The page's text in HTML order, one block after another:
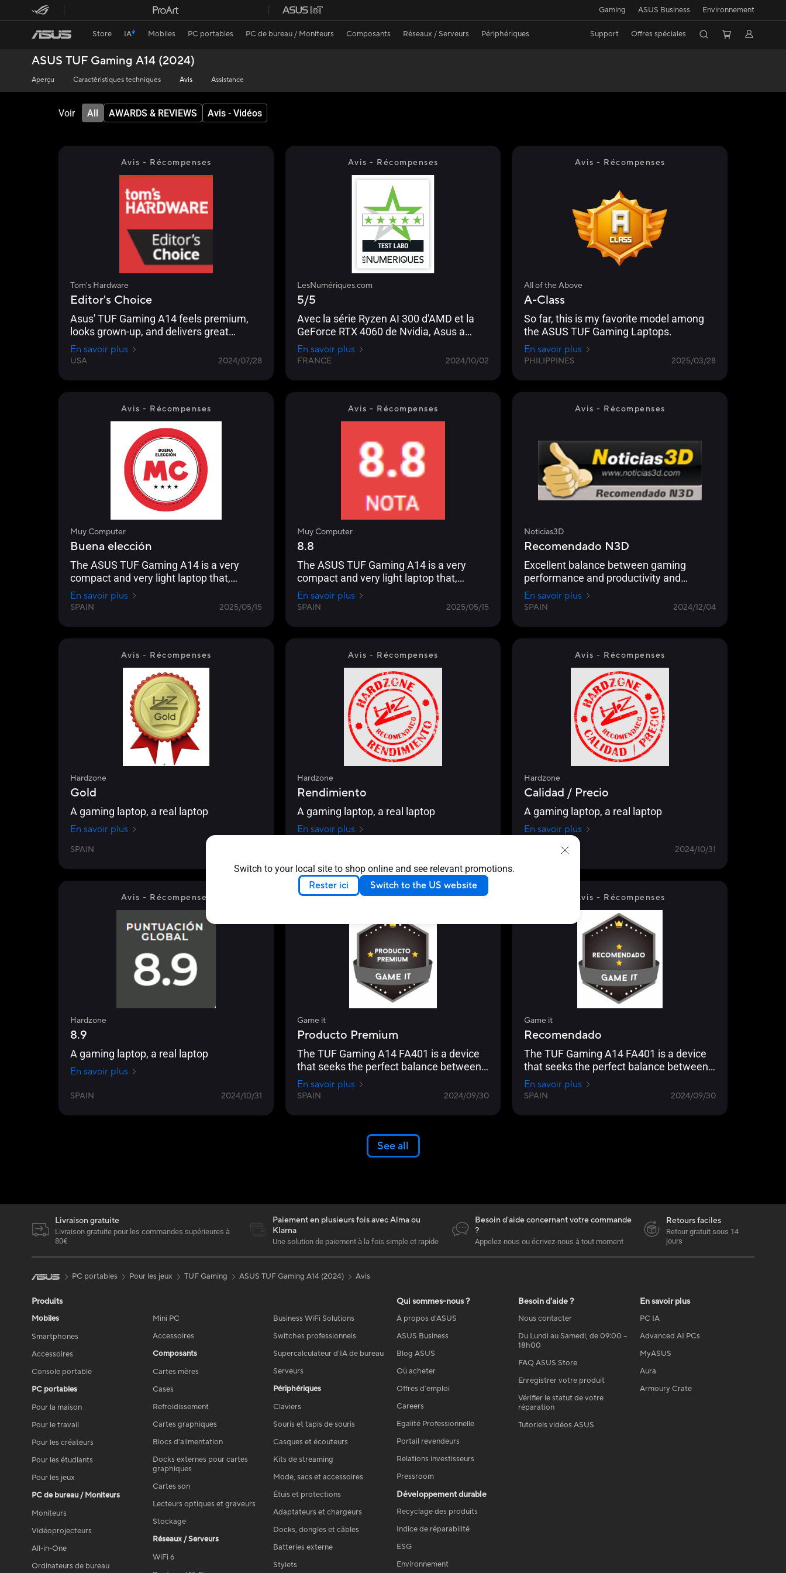
Switch to your local site to shop online and see relevant promotions.
Rester ici Switch to the US website
Gaming ASUS Business Environnement
Store IA Mobiles PC portables PC de bureau / Moniteurs Composants Réseaux / Serveurs Périphériques Support Offres spéciales
ASUS TUF Gaming A14 (2024)
Aperçu Caractéristiques techniques Avis Assistance
Voir All AWARDS & REVIEWS Avis - Vidéos
Avis - Récompenses
Tom's Hardware
Editor's Choice
Asus' TUF Gaming A14 feels premium,
looks grown-up, and delivers great
battery life for non-gaming tasks.
En savoir plus
USA 2024/07/28
Avis - Récompenses
LesNumériques.com
5/5
Avec la série Ryzen AI 300 d'AMD et la
GeForce RTX 4060 de Nvidia, Asus a
trouvé le combo CPU/GPU gagnant pour
sa gamme TUF. Le TUF A14 se montre
contenu que pour le jeu vidéo grâce à sa
connectique et ses prestations
En savoir plus
FRANCE 2024/10/02
Avis - Récompenses
All of the Above
A-Class
So far, this is my favorite model among
the ASUS TUF Gaming Laptops.
En savoir plus
PHILIPPINES 2025/03/28
Avis - Récompenses
Muy Computer
Buena elección
The ASUS TUF Gaming A14 is a very
compact and very light laptop that,
however, boasts a balanced
configuration
En savoir plus
SPAIN 2025/05/15
Avis - Récompenses
Muy Computer
8.8
The ASUS TUF Gaming A14 is a very
compact and very light laptop that,
however, boasts a balanced
configuration
En savoir plus
SPAIN 2025/05/15
Avis - Récompenses
Noticias3D
Recomendado N3D
Excellent balance between gaming
performance and productivity and
mobility
En savoir plus
SPAIN 2024/12/04
Avis - Récompenses
Hardzone
Gold
A gaming laptop, a real laptop
En savoir plus
SPAIN
Avis - Récompenses
Hardzone
Rendimiento
A gaming laptop, a real laptop
En savoir plus
Avis - Récompenses
Hardzone
Calidad / Precio
A gaming laptop, a real laptop
En savoir plus
2024/10/31
Avis - Récompenses
Hardzone
8.9
A gaming laptop, a real laptop
En savoir plus
SPAIN 2024/10/31
Avis - Récompenses
Game it
Producto Premium
The TUF Gaming A14 FA401 is a device
that seeks the perfect balance between
power, durability and portability and, from
our point of view, it fulfills that task
lightweight device that has super
appearance and a cooling solution
capable of keeping everything under
En savoir plus
SPAIN 2024/09/30
Avis - Récompenses
Game it
Recomendado
The TUF Gaming A14 FA401 is a device
that seeks the perfect balance between
power, durability and portability and, from
our point of view, it fulfills that task
lightweight device that has super
En savoir plus
SPAIN 2024/09/30
See all
Livraison gratuite
Livraison gratuite pour les commandes supérieures à
80€
Paiement en plusieurs fois avec Alma ou
Klarna
Une solution de paiement à la fois simple et rapide
Besoin d'aide concernant votre commande
?
Appelez-nous ou écrivez-nous à tout moment
Retours faciles
Retour gratuit sous 14
jours
PC portables Pour les jeux TUF Gaming ASUS TUF Gaming A14 (2024) Avis
Produits
Mobiles
Smartphones
Accessoires
Console portable
PC portables
Pour la maison
Pour le travail
Pour les créateurs
Pour les étudiants
Pour les jeux
PC de bureau / Moniteurs
Moniteurs
Vidéoprojecteurs
All-in-One
Ordinateurs de bureau
Mini PC
Accessoires
Composants
Cartes mères
Cases
Refroidissement
Cartes graphiques
Blocs d'alimentation
Docks externes pour cartes
graphiques
Cartes son
Lecteurs optiques et graveurs
Stockage
Réseaux / Serveurs
WiFi 6
Business WiFi Solutions
Switches professionnels
Supercalculateur d'IA de bureau
Serveurs
Périphériques
Claviers
Souris et tapis de souris
Casques et écouteurs
Kits de streaming
Mode, sacs et accessoires
Étuis et protections
Adaptateurs et chargeurs
Docks, dongles et câbles
Batteries externe
Stylets
Qui sommes-nous ?
À propos d'ASUS
ASUS Business
Blog ASUS
Où acheter
Offres d´emploi
Careers
Egalité Professionnelle
Portail revendeurs
Relations investisseurs
Pressroom
Développement durable
Recyclage des produits
Indice de réparabilité
ESG
Environnement
Besoin d'aide ?
Nous contacter
Du Lundi au Samedi, de 09:00 –
18h00
FAQ ASUS Store
Enregistrer votre produit
Vérifier le statut de votre
réparation
Tutoriels vidéos ASUS
En savoir plus
PC IA
Advanced AI PCs
MyASUS
Aura
Armoury Crate